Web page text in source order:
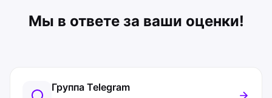
Мы в ответе за ваши оценки!
Группа Telegram